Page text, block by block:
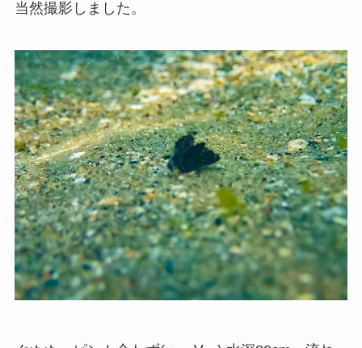
当然撮影しました。